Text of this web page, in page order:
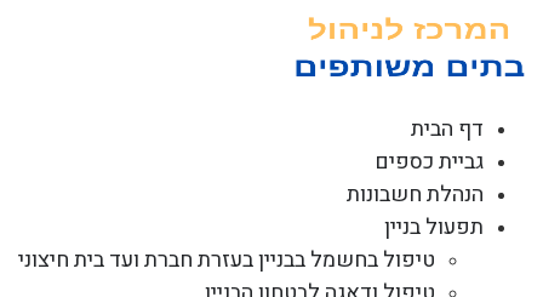
דף הבית
גביית כספים
הנהלת חשבונות
תפעול בניין
טיפול בחשמל בבניין בעזרת חברת ועד בית חיצוני